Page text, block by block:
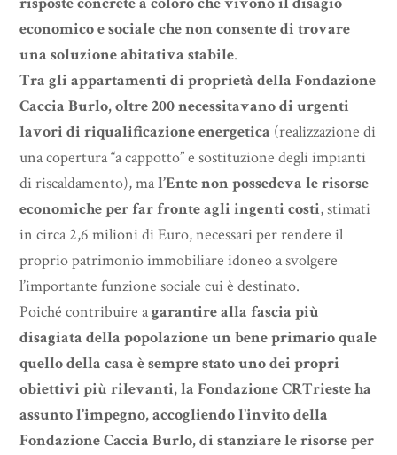
economico e sociale che non consente di trovare
una soluzione abitativa stabile.
Tra gli appartamenti di proprietà della Fondazione
Caccia Burlo, oltre 200 necessitavano di urgenti
lavori di riqualificazione energetica (realizzazione di
una copertura “a cappotto” e sostituzione degli impianti
di riscaldamento), mal’Ente non possedeva le risorse
economiche per far fronte agli ingenti costi, stimati
in circa 2,6 milioni di Euro, necessari per rendere il
proprio patrimonio immobiliare idoneo a svolgere
l’importante funzione sociale cui è destinato.
Poiché contribuire agarantire alla fascia più
disagiata della popolazione un bene primario quale
quello della casa è sempre stato uno dei propri
obiettivi più rilevanti, la Fondazione CRTrieste ha
assunto l’impegno, accogliendo l’invito della
Fondazione Caccia Burlo, di stanziare le risorse per